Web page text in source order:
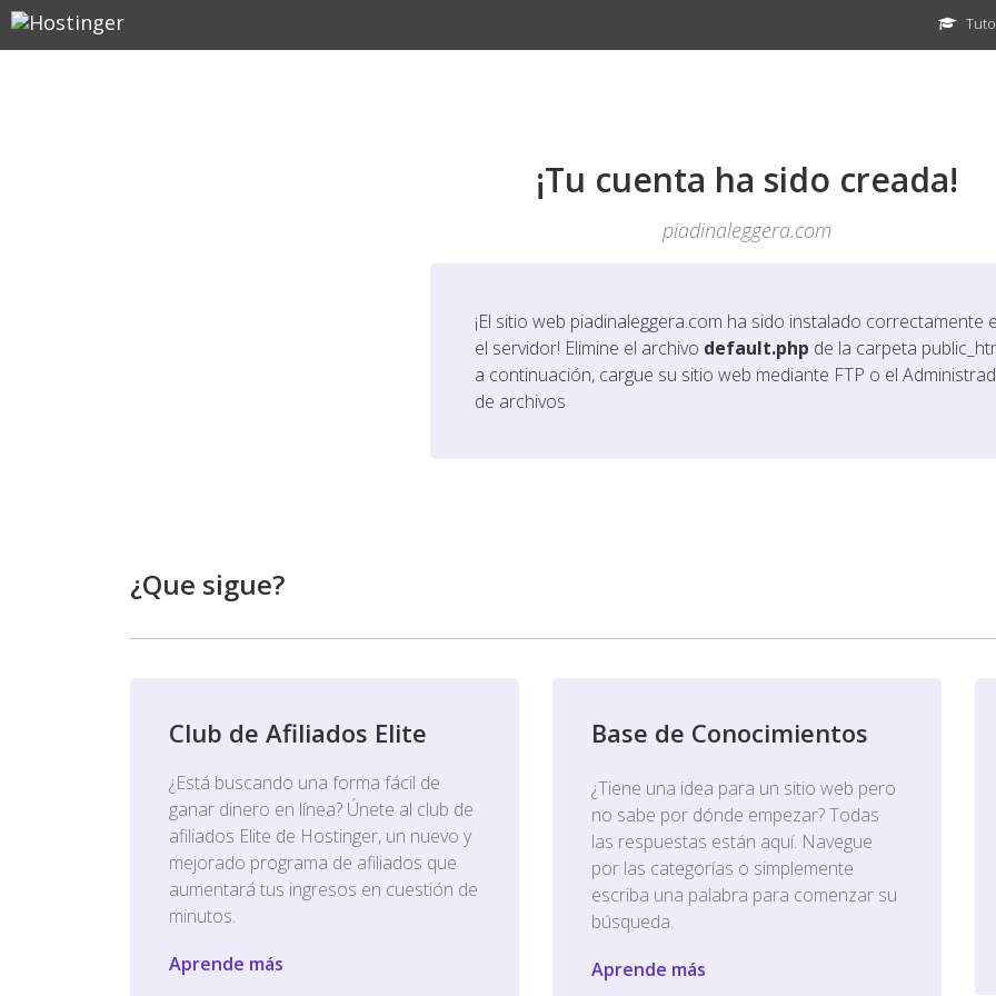
¡Tu cuenta ha sido creada!
piadinaleggera.com
¡El sitio web piadinaleggera.com ha sido instalado correctamente
el servidor! Elimine el archivo default.php de la carpeta
a continuación, cargue su sitio web mediante FTP o el
de archivos
¿Que sigue?
Club de Afiliados Elite
¿Está buscando una forma fácil de
ganar dinero en línea? Únete al club de
afiliados Elite de Hostinger, un nuevo y
mejorado programa de afiliados que
aumentará tus ingresos en cuestión de
minutos.
Aprende más
Base de Conocimientos
¿Tiene una idea para un sitio web pero
no sabe por dónde empezar? Todas
las respuestas están aquí. Navegue
por las categorías o simplemente
escriba una palabra para comenzar su
búsqueda.
Aprende más